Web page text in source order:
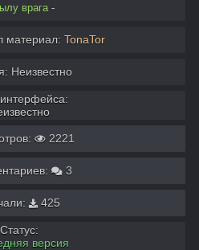
врага -
материал: TonaTor
Неизвестно
2221
3
425
Статус:
версия